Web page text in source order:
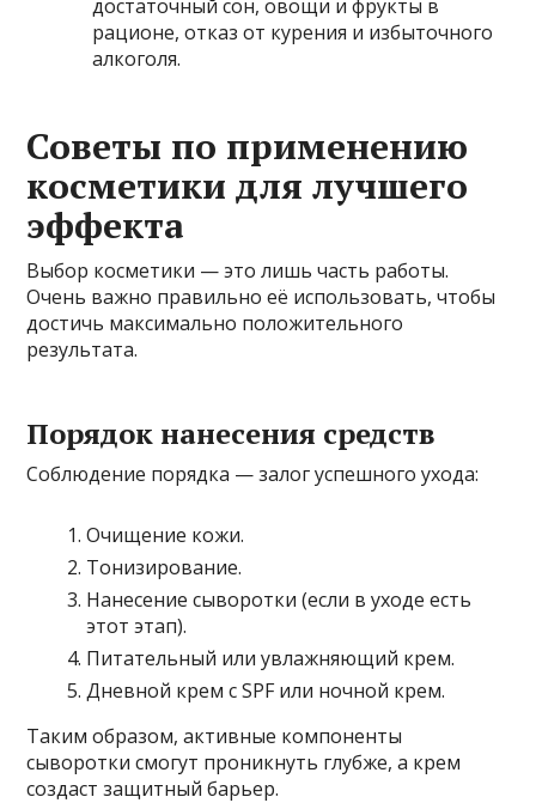
достаточный сон, овощи и фрукты в
рационе, отказ от курения и избыточного
алкоголя.
Советы по применению
косметики для лучшего
эффекта
Выбор косметики — это лишь часть работы.
Очень важно правильно её использовать, чтобы
достичь максимально положительного
результата.
Порядок нанесения средств
Соблюдение порядка — залог успешного ухода:
Очищение кожи.
Тонизирование.
Нанесение сыворотки (если в уходе есть
этот этап).
Питательный или увлажняющий крем.
Дневной крем с SPF или ночной крем.
Таким образом, активные компоненты
сыворотки смогут проникнуть глубже, а крем
создаст защитный барьер.